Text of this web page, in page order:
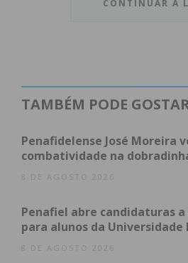
minutos, Samuel Lobato
frente do marcador.
Apesar de algumas tentativas
e os três pontos ficaram em
CONTINUAR A
TAMBÉM PODE
Penafidelense José Moreira
combatividade na
8 DE AGOSTO 2026
Penafiel abre candidaturas
para alunos da Universidade
8 DE AGOSTO 2026